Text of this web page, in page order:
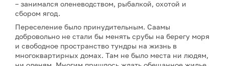
– занимался оленеводством, рыбалкой, охотой и
сбором ягод.
Переселение было принудительным. Саамы
добровольно не стали бы менять срубы на берегу моря
и свободное пространство тундры на жизнь в
многоквартирных домах. Там не было места ни людям,